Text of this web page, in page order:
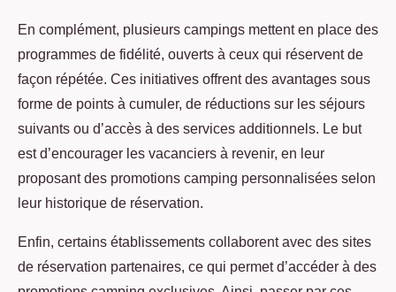
En complément, plusieurs campings mettent en place des
programmes de fidélité, ouverts à ceux qui réservent de
façon répétée. Ces initiatives offrent des avantages sous
forme de points à cumuler, de réductions sur les séjours
suivants ou d’accès à des services additionnels. Le but
est d’encourager les vacanciers à revenir, en leur
proposant des promotions camping personnalisées selon
leur historique de réservation.
Enfin, certains établissements collaborent avec des sites
de réservation partenaires, ce qui permet d’accéder à des